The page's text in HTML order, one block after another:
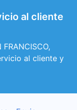
al cliente
al cliente y